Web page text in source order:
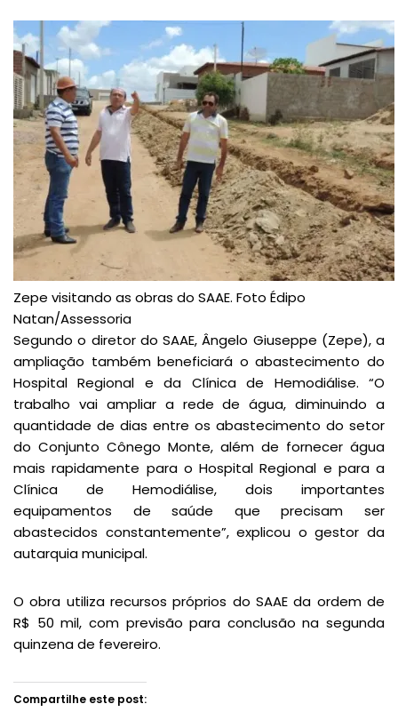
Zepe visitando as obras do SAAE. Foto Édipo
Natan/Assessoria
Segundo o diretor do SAAE, Ângelo Giuseppe (Zepe), a
ampliação também beneficiará o abastecimento do
Hospital Regional e da Clínica de Hemodiálise. “O
trabalho vai ampliar a rede de água, diminuindo a
quantidade de dias entre os abastecimento do setor
do Conjunto Cônego Monte, além de fornecer água
mais rapidamente para o Hospital Regional e para a
Clínica de Hemodiálise, dois importantes
equipamentos de saúde que precisam ser
abastecidos constantemente”, explicou o gestor da
autarquia municipal.
O obra utiliza recursos próprios do SAAE da ordem de
R$ 50 mil, com previsão para conclusão na segunda
quinzena de fevereiro.
Compartilhe este post: